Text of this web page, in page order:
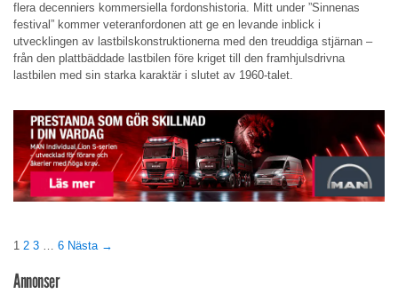
flera decenniers kommersiella fordonshistoria. Mitt under ”Sinnenas
festival” kommer veteranfordonen att ge en levande inblick i
utvecklingen av lastbilskonstruktionerna med den treuddiga stjärnan –
från den plattbäddade lastbilen före kriget till den framhjulsdrivna
lastbilen med sin starka karaktär i slutet av 1960-talet.
1 2 3 6 Nästa →
Annonser